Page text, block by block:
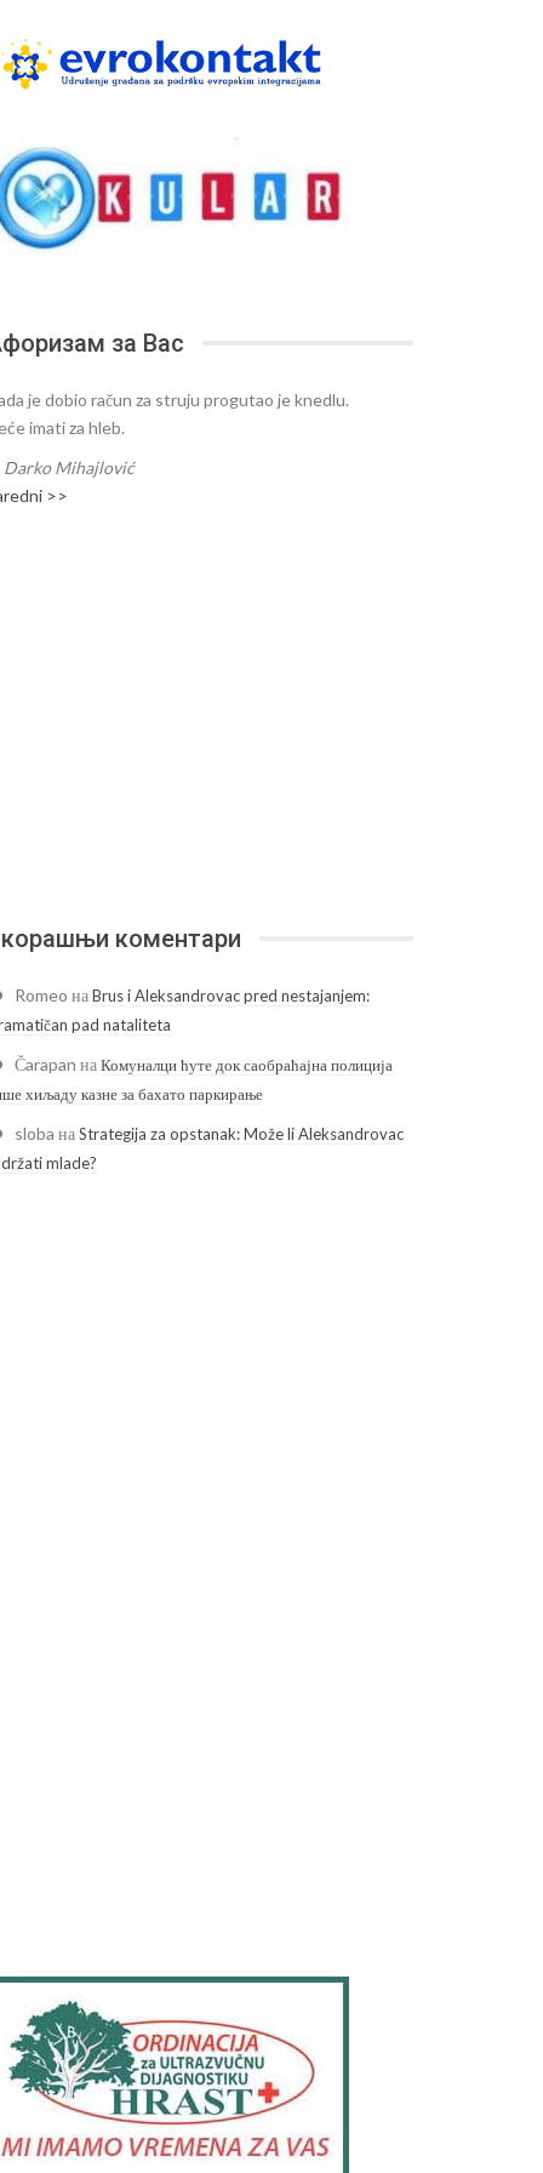
за Вас
je dobio račun za struju progutao je knedlu.
imati za hleb.
Darko Mihajlović
>>
коментари
Romeo наBrus i Aleksandrovac pred nestajanjem:
pad nataliteta
Čarapan наКомуналци ћуте док саобраћајна полиција
хиљаду казне за бахато паркирање
sloba наStrategija za opstanak: Može li Aleksandrovac
mlade?